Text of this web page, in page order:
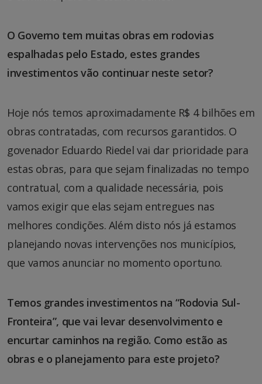
O Governo tem muitas obras em rodovias
espalhadas pelo Estado, estes grandes
investimentos vão continuar neste setor?
Hoje nós temos aproximadamente R$ 4 bilhões em
obras contratadas, com recursos garantidos. O
govenador Eduardo Riedel vai dar prioridade para
estas obras, para que sejam finalizadas no tempo
contratual, com a qualidade necessária, pois
vamos exigir que elas sejam entregues nas
melhores condições. Além disto nós já estamos
planejando novas intervenções nos municípios,
que vamos anunciar no momento oportuno.
Temos grandes investimentos na “Rodovia Sul-
Fronteira”, que vai levar desenvolvimento e
encurtar caminhos na região. Como estão as
obras e o planejamento para este projeto?